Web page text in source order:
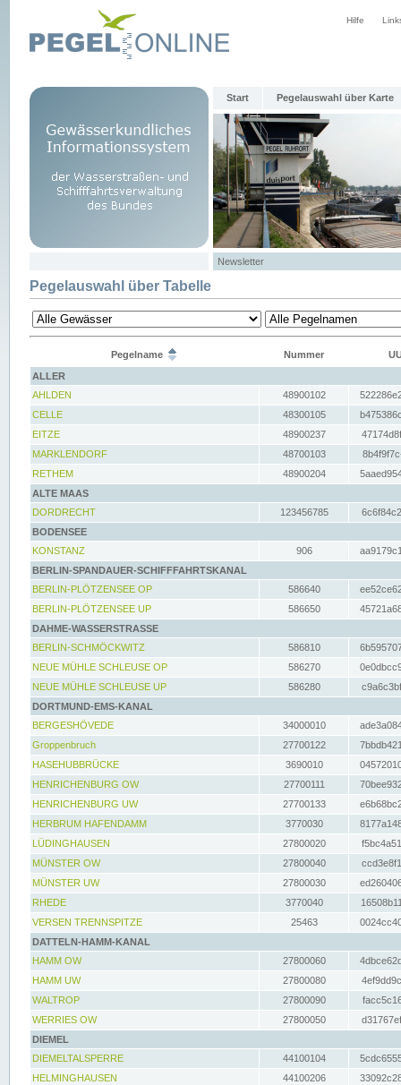
Hilfe
Start Pegelauswahl über Karte
Newsletter
Pegelauswahl über Tabelle
Pegelname Nummer
ALLER
AHLDEN
48900102
CELLE
48300105
EITZE
48900237
MARKLENDORF
48700103
RETHEM
48900204
ALTE MAAS
DORDRECHT
123456785
BODENSEE
KONSTANZ
906
BERLIN-SPANDAUER-SCHIFFFAHRTSKANAL
BERLIN-PLÖTZENSEE OP
586640
BERLIN-PLÖTZENSEE UP
586650
DAHME-WASSERSTRASSE
BERLIN-SCHMÖCKWITZ
586810
NEUE MÜHLE SCHLEUSE OP
586270
NEUE MÜHLE SCHLEUSE UP
586280
DORTMUND-EMS-KANAL
BERGESHÖVEDE
34000010
Groppenbruch
27700122
HASEHUBBRÜCKE
3690010
HENRICHENBURG OW
27700111
HENRICHENBURG UW
27700133
HERBRUM HAFENDAMM
3770030
LÜDINGHAUSEN
27800020
MÜNSTER OW
27800040
MÜNSTER UW
27800030
RHEDE
3770040
VERSEN TRENNSPITZE
25463
DATTELN-HAMM-KANAL
HAMM OW
27800060
HAMM UW
27800080
WALTROP
27800090
WERRIES OW
27800050
DIEMEL
DIEMELTALSPERRE
44100104
HELMINGHAUSEN
44100206